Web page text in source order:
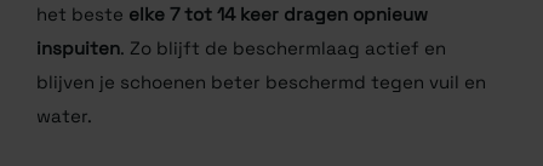
het beste elke 7 tot 14 keer dragen opnieuw
inspuiten. Zo blijft de beschermlaag actief en
blijven je schoenen beter beschermd tegen vuil en
water.